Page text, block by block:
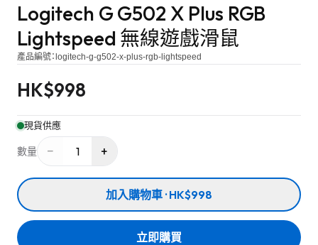
Logitech G G502 X Plus RGB
Lightspeed 無線遊戲滑鼠
產品編號： logitech-g-g502-x-plus-rgb-lightspeed
HK$998
現貨供應
數量 − 1 +
加入購物車 · HK$998
立即購買